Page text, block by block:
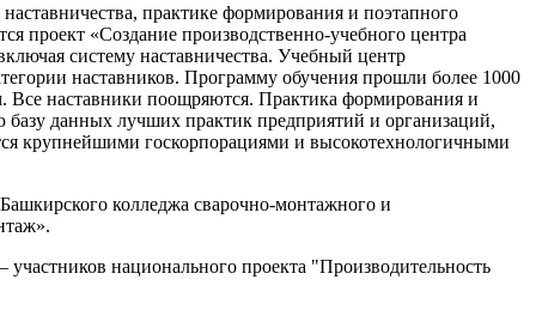
практике формирования и поэтапного
проект «Создание производственно-учебного центра
систему наставничества. Учебный центр
наставников. Программу обучения прошли более 1000
Все наставники поощряются. Практика формирования и
данных лучших практик предприятий и организаций,
крупнейшими госкорпорациями и высокотехнологичными
колледжа сварочно-монтажного и
национального проекта "Производительность